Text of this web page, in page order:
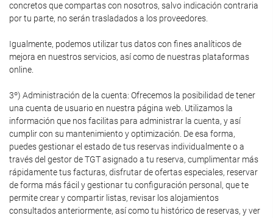
concretos que compartas con nosotros, salvo indicación contraria
por tu parte, no serán trasladados a los proveedores.
Igualmente, podemos utilizar tus datos con fines analíticos de
mejora en nuestros servicios, así como de nuestras plataformas
online.
3º) Administración de la cuenta: Ofrecemos la posibilidad de tener
una cuenta de usuario en nuestra página web. Utilizamos la
información que nos facilitas para administrar la cuenta, y así
cumplir con su mantenimiento y optimización. De esa forma,
puedes gestionar el estado de tus reservas individualmente o a
través del gestor de TGT asignado a tu reserva, cumplimentar más
rápidamente tus facturas, disfrutar de ofertas especiales, reservar
de forma más fácil y gestionar tu configuración personal, que te
permite crear y compartir listas, revisar los alojamientos
consultados anteriormente, así como tu histórico de reservas, y ver